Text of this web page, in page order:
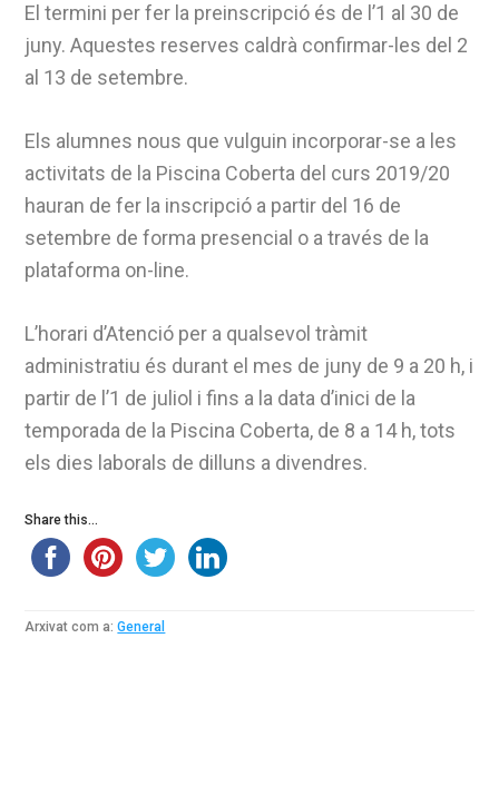
El termini per fer la preinscripció és de l’1 al 30 de
juny. Aquestes reserves caldrà confirmar-les del 2
al 13 de setembre.
Els alumnes nous que vulguin incorporar-se a les
activitats de la Piscina Coberta del curs 2019/20
hauran de fer la inscripció a partir del 16 de
setembre de forma presencial o a través de la
plataforma on-line.
L’horari d’Atenció per a qualsevol tràmit
administratiu és durant el mes de juny de 9 a 20 h, i
partir de l’1 de juliol i fins a la data d’inici de la
temporada de la Piscina Coberta, de 8 a 14 h, tots
els dies laborals de dilluns a divendres.
Share this...
Arxivat com a:General